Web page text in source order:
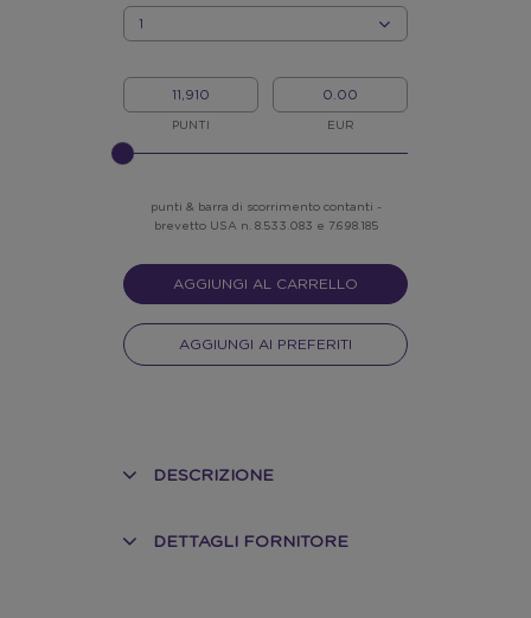
I
PUNTI
IL
CREDITO
EUR
INSERISCI
NELLO
punti & barra di scorrimento contanti -
brevetto USA n. 8.533.083 e 7.698.185
AGGIUNGI AL CARRELLO
AGGIUNGI AI PREFERITI
DESCRIZIONE
DETTAGLI FORNITORE